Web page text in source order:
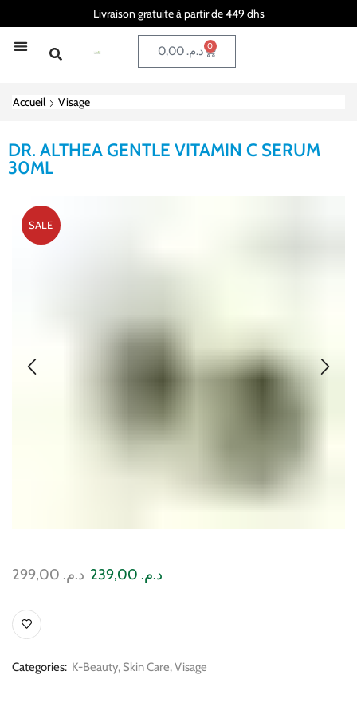
Livraison gratuite à partir de 449 dhs
د.م.0,00 0
Accueil Visage
DR. ALTHEA GENTLE VITAMIN C SERUM
30ML
SALE
د.م.299,00 د.م.
Categories: K-Beauty, Skin Care,Visage